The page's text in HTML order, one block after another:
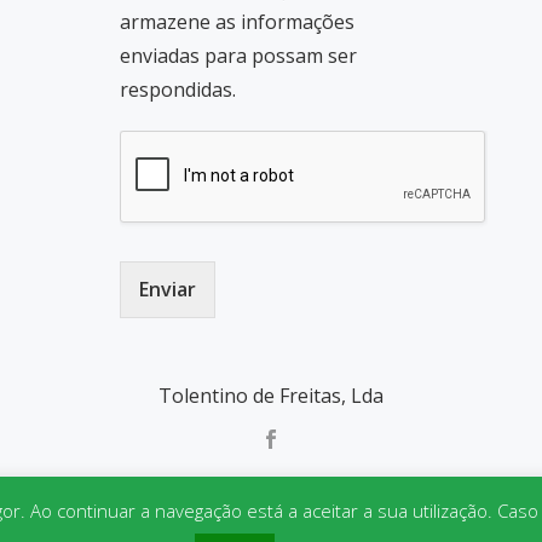
armazene as informações
enviadas para possam ser
respondidas.
Enviar
Tolentino de Freitas, Lda
Parallax Onepowered byWordPress
Ao continuar a navegação está a aceitar a sua utilização.